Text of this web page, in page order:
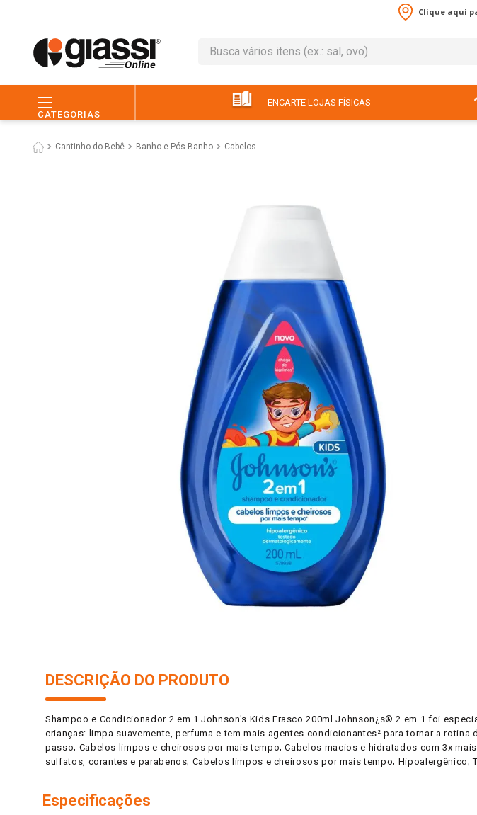
Clique aqui
Busca vários itens (ex.: sal, ovo)
CATEGORIAS
ENCARTE LOJAS FÍSICAS
Cantinho do Bebê Banho e Pós-Banho Cabelos
DESCRIÇÃO DO PRODUTO
Shampoo e Condicionador 2 em 1 Johnson's Kids Frasco 200ml Johnson¿s® 2 em 1 foi
crianças: limpa suavemente, perfuma e tem mais agentes condicionantes² para tornar a
passo; Cabelos limpos e cheirosos por mais tempo; Cabelos macios e hidratados com 3x
sulfatos, corantes e parabenos; Cabelos limpos e cheirosos por mais tempo; Hipoalergênico;
Especificações
leite
3º queijo
9º ovo
10 º arroz